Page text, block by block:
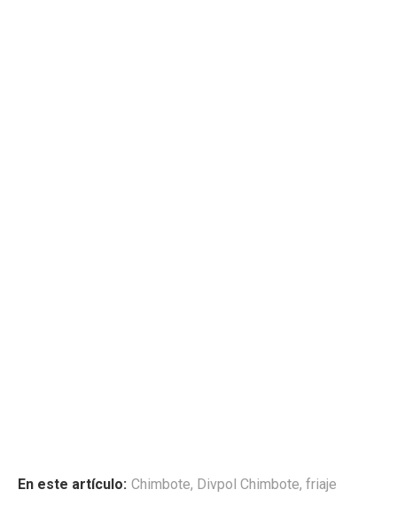
En este artículo: Chimbote, Divpol Chimbote, friaje